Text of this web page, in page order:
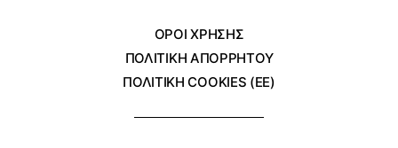
ΌΡΟΙ ΧΡΗΣΗΣ
ΠΟΛΙΤΙΚΗ ΑΠΟΡΡΗΤΟΥ
ΠΟΛΙΤΙΚΗ COOKIES (ΕΕ)